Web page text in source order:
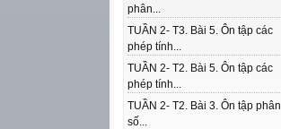
phân...
TUẦN 2- T3. Bài 5. Ôn tập các
phép tính...
TUẦN 2- T2. Bài 5. Ôn tập các
phép tính...
TUẦN 2- T2. Bài 3. Ôn tập phân
số...